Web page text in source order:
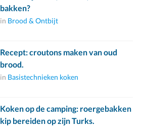
bakken?
in Brood & Ontbijt
Recept: croutons maken van oud
brood.
in Basistechnieken koken
Koken op de camping: roergebakken
kip bereiden op zijn Turks.